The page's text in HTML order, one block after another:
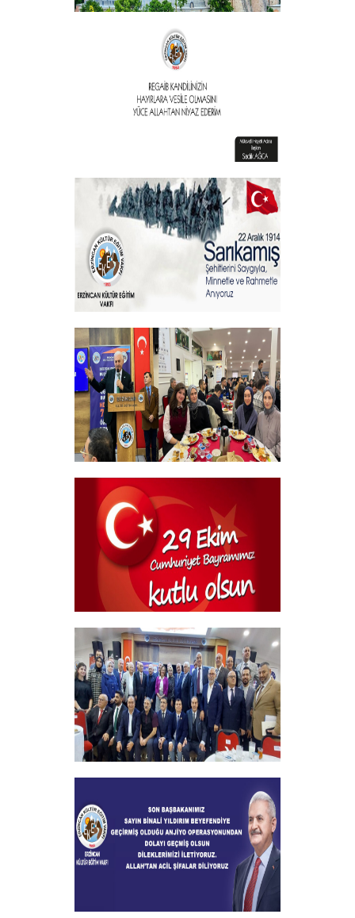
Vakıf Başkanımızdan Kandil mesajı
+
Vakıf Başkanımızdan Kandil mesajı
+
Sehitlerimizi Rahmetle Anıyoruz
+
Geleneksel Bursiyer öğrencilerimizle
kahvaltı Programı
+
29 Ekim Cumhuriyet Bayramı
+
2024-2025 Burs Toplantısında 7000
+